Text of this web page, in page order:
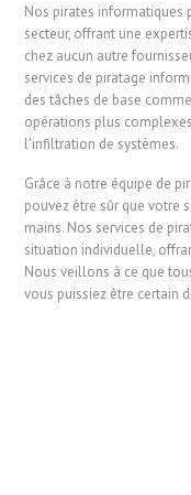
Nos pirates
secteur, offrant une
chez aucun autre
services de piratage
des tâches de base
opérations plus
l'infiltration de systèmes.
Grâce à notre équipe de
pouvez être sûr que votre
mains. Nos services de
situation individuelle,
Nous veillons à ce que
vous puissiez être certain